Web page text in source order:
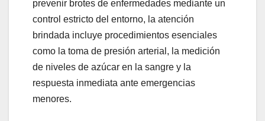
prevenir brotes de enfermedades mediante un
control estricto del entorno, la atención
brindada incluye procedimientos esenciales
como la toma de presión arterial, la medición
de niveles de azúcar en la sangre y la
respuesta inmediata ante emergencias
menores.